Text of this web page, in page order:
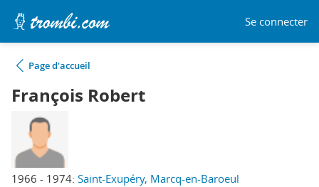
Se connecter
Page d'accueil
François Robert
1966 - 1974: Saint-Exupéry, Marcq-en-Baroeul